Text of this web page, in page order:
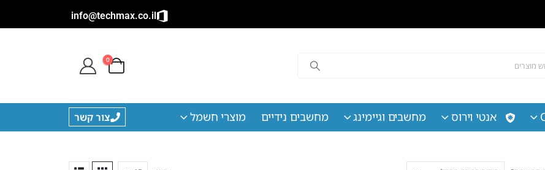
info@techmax.co.il
0
אנטי וירוס מחשבים וגיימינג מחשבים נידיים מוצרי חשמל צור קשר